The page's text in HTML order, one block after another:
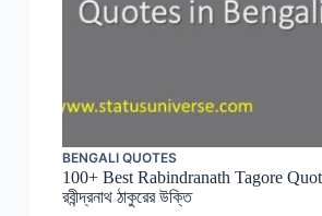
BENGALI QUOTES
100+ Best Rabindranath Tagore
রবীন্দ্রনাথ ঠাকুরের উক্তি